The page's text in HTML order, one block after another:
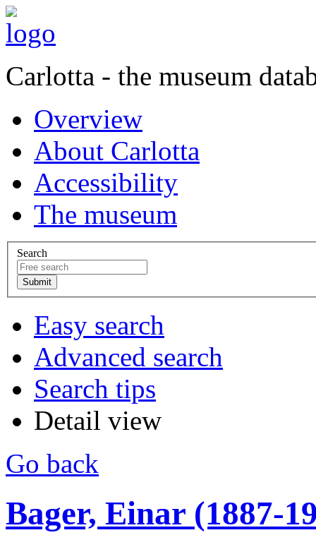
Carlotta - the museum
Overview
About Carlotta
Accessibility
The museum
Search
Easy search
Advanced search
Search tips
Detail view
Go back
Bager, Einar (1887-